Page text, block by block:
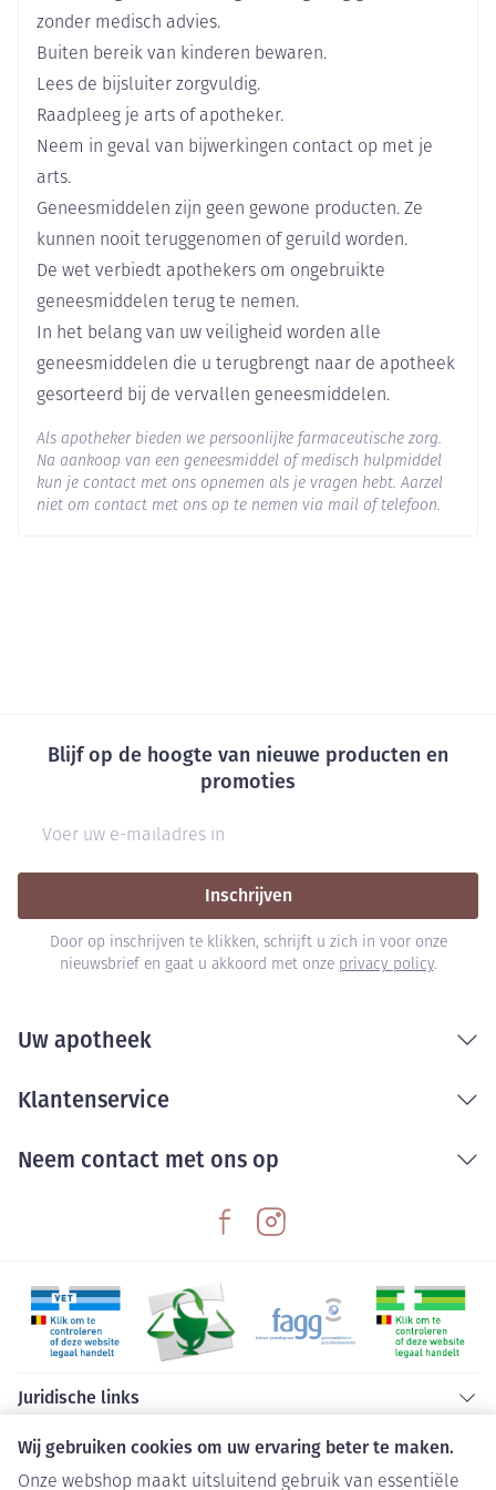
Wij gebruiken cookies om uw ervaring beter te maken.
Onze webshop maakt uitsluitend gebruik van essentiële
Breedte
83 mm
Hoeveelheid
Verpakking
60
Actieve
Ingrediënten
Vitis vinifera (droog extract)
Behoud Kamertemperatuur (15°C - 25°C)
zonder medisch advies.
Buiten bereik van kinderen bewaren.
Lees de bijsluiter zorgvuldig.
Raadpleeg je arts of apotheker.
Neem in geval van bijwerkingen contact op met je
arts.
Geneesmiddelen zijn geen gewone producten. Ze
kunnen nooit teruggenomen of geruild worden.
De wet verbiedt apothekers om ongebruikte
geneesmiddelen terug te nemen.
In het belang van uw veiligheid worden alle
geneesmiddelen die u terugbrengt naar de apotheek
gesorteerd bij de vervallen geneesmiddelen.
Als apotheker bieden we persoonlijke farmaceutische zorg.
Na aankoop van een geneesmiddel of medisch hulpmiddel
kun je contact met ons opnemen als je vragen hebt. Aarzel
niet om contact met ons op te nemen via mail of telefoon.
Blijf op de hoogte van nieuwe producten en
promoties
Inschrijven
Door op inschrijven te klikken, schrijft u zich in voor onze
nieuwsbrief en gaat u akkoord met onze privacy policy.
Uw apotheek
Klantenservice
Neem contact met ons op
Juridische links